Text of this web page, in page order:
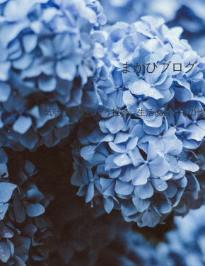
まかひブログ
気弱な敗者が行う投資、生活改善、その